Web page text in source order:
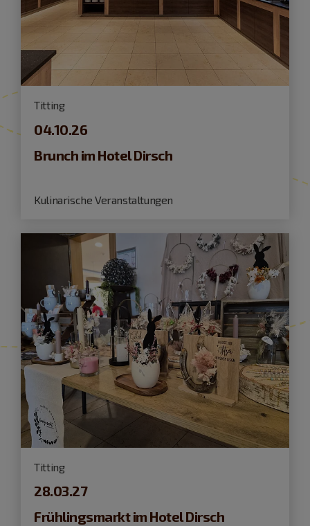
Titting
04.10.26
Brunch im Hotel Dirsch
Kulinarische Veranstaltungen
Titting
28.03.27
Frühlingsmarkt im Hotel Dirsch